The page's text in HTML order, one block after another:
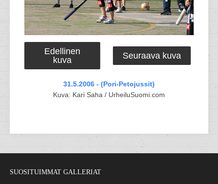
Edellinen
kuva
Seuraava kuva
31.5.2006 - (Pori-Petojussit)
Kuva: Kari Saha / UrheiluSuomi.com
SUOSITUIMMAT GALLERIAT